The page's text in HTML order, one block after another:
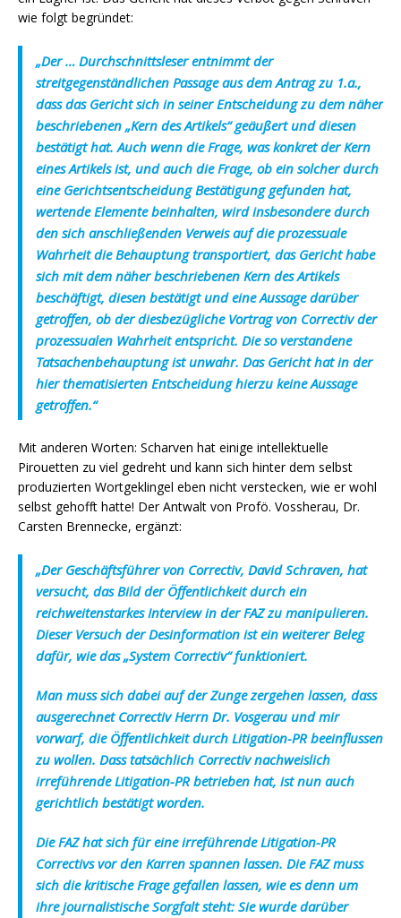
wie folgt begründet:
„Der … Durchschnittsleser entnimmt der
streitgegenständlichen Passage aus dem Antrag zu 1.a.,
dass das Gericht sich in seiner Entscheidung zu dem näher
beschriebenen „Kern des Artikels“ geäußert und diesen
bestätigt hat. Auch wenn die Frage, was konkret der Kern
eines Artikels ist, und auch die Frage, ob ein solcher durch
eine Gerichtsentscheidung Bestätigung gefunden hat,
wertende Elemente beinhalten, wird insbesondere durch
den sich anschließenden Verweis auf die prozessuale
Wahrheit die Behauptung transportiert, das Gericht habe
sich mit dem näher beschriebenen Kern des Artikels
beschäftigt, diesen bestätigt und eine Aussage darüber
getroffen, ob der diesbezügliche Vortrag von Correctiv der
prozessualen Wahrheit entspricht. Die so verstandene
Tatsachenbehauptung ist unwahr. Das Gericht hat in der
hier thematisierten Entscheidung hierzu keine Aussage
getroffen.“
Mit anderen Worten: Scharven hat einige intellektuelle
Pirouetten zu viel gedreht und kann sich hinter dem selbst
produzierten Wortgeklingel eben nicht verstecken, wie er wohl
selbst gehofft hatte! Der Antwalt von Profö. Vossherau, Dr.
Carsten Brennecke, ergänzt:
„Der Geschäftsführer von Correctiv, David Schraven, hat
versucht, das Bild der Öffentlichkeit durch ein
reichweitenstarkes Interview in der FAZ zu manipulieren.
Dieser Versuch der Desinformation ist ein weiterer Beleg
dafür, wie das „System Correctiv“ funktioniert.
Man muss sich dabei auf der Zunge zergehen lassen, dass
ausgerechnet Correctiv Herrn Dr. Vosgerau und mir
vorwarf, die Öffentlichkeit durch Litigation-PR beeinflussen
zu wollen. Dass tatsächlich Correctiv nachweislich
irreführende Litigation-PR betrieben hat, ist nun auch
gerichtlich bestätigt worden.
Die FAZ hat sich für eine irreführende Litigation-PR
Correctivs vor den Karren spannen lassen. Die FAZ muss
sich die kritische Frage gefallen lassen, wie es denn um
ihre journalistische Sorgfalt steht: Sie wurde darüber